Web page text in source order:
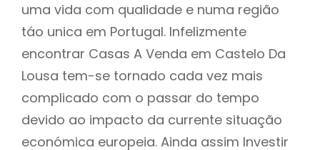
uma vida com qualidade e numa região
táo unica em Portugal. Infelizmente
encontrar Casas A Venda em Castelo Da
Lousa tem-se tornado cada vez mais
complicado com o passar do tempo
devido ao impacto da currente situação
económica europeia. Ainda assim Investir